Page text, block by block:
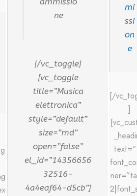
ne
[/vc_toggle]
[vc_toggle
title=”Musica
elettronica”
style=”default”
size=”md”
open=”false”
el_id=”14356656
32516-
4a4eaf64-d5cb”]
mi
ssi
on
e
[/
]